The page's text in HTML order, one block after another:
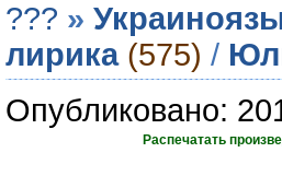
??? »
лирика (575) /
Опубликовано:
Распечатать